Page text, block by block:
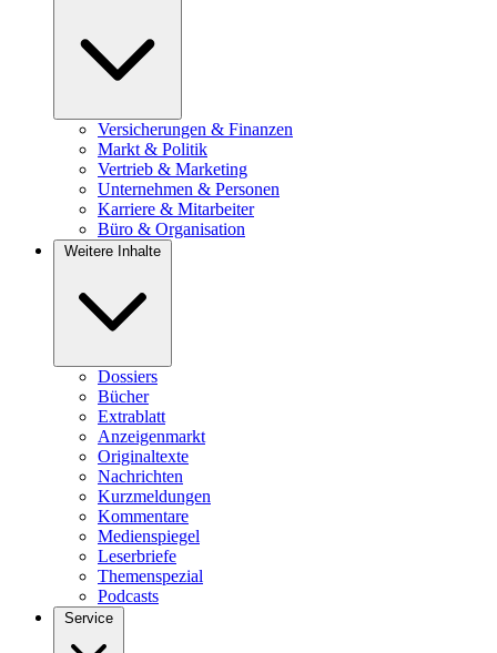
Versicherungen & Finanzen
Markt & Politik
Vertrieb & Marketing
Unternehmen & Personen
Karriere & Mitarbeiter
Büro & Organisation
Weitere Inhalte
Dossiers
Bücher
Extrablatt
Anzeigenmarkt
Originaltexte
Nachrichten
Kurzmeldungen
Kommentare
Medienspiegel
Leserbriefe
Themenspezial
Podcasts
Service